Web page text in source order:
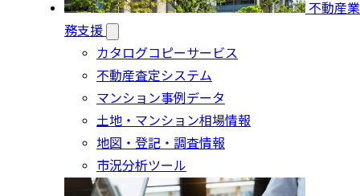
不動産業
務支援
カタログコピーサービス
不動産査定システム
マンション事例データ
土地・マンション相場情報
地図・登記・調査情報
市況分析ツール